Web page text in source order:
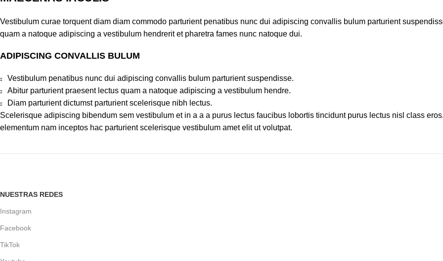
Vestibulum curae torquent diam diam commodo parturient penatibus nunc dui adipiscing convallis bulum parturient
quam a natoque adipiscing a vestibulum hendrerit et pharetra fames nunc natoque dui.
ADIPISCING CONVALLIS BULUM
Vestibulum penatibus nunc dui adipiscing convallis bulum parturient suspendisse.
Abitur parturient praesent lectus quam a natoque adipiscing a vestibulum hendre.
Diam parturient dictumst parturient scelerisque nibh lectus.
Scelerisque adipiscing bibendum sem vestibulum et in a a a purus lectus faucibus lobortis tincidunt purus lectus nisl class
elementum nam inceptos hac parturient scelerisque vestibulum amet elit ut volutpat.
NUESTRAS REDES
Instagram
Facebook
TikTok